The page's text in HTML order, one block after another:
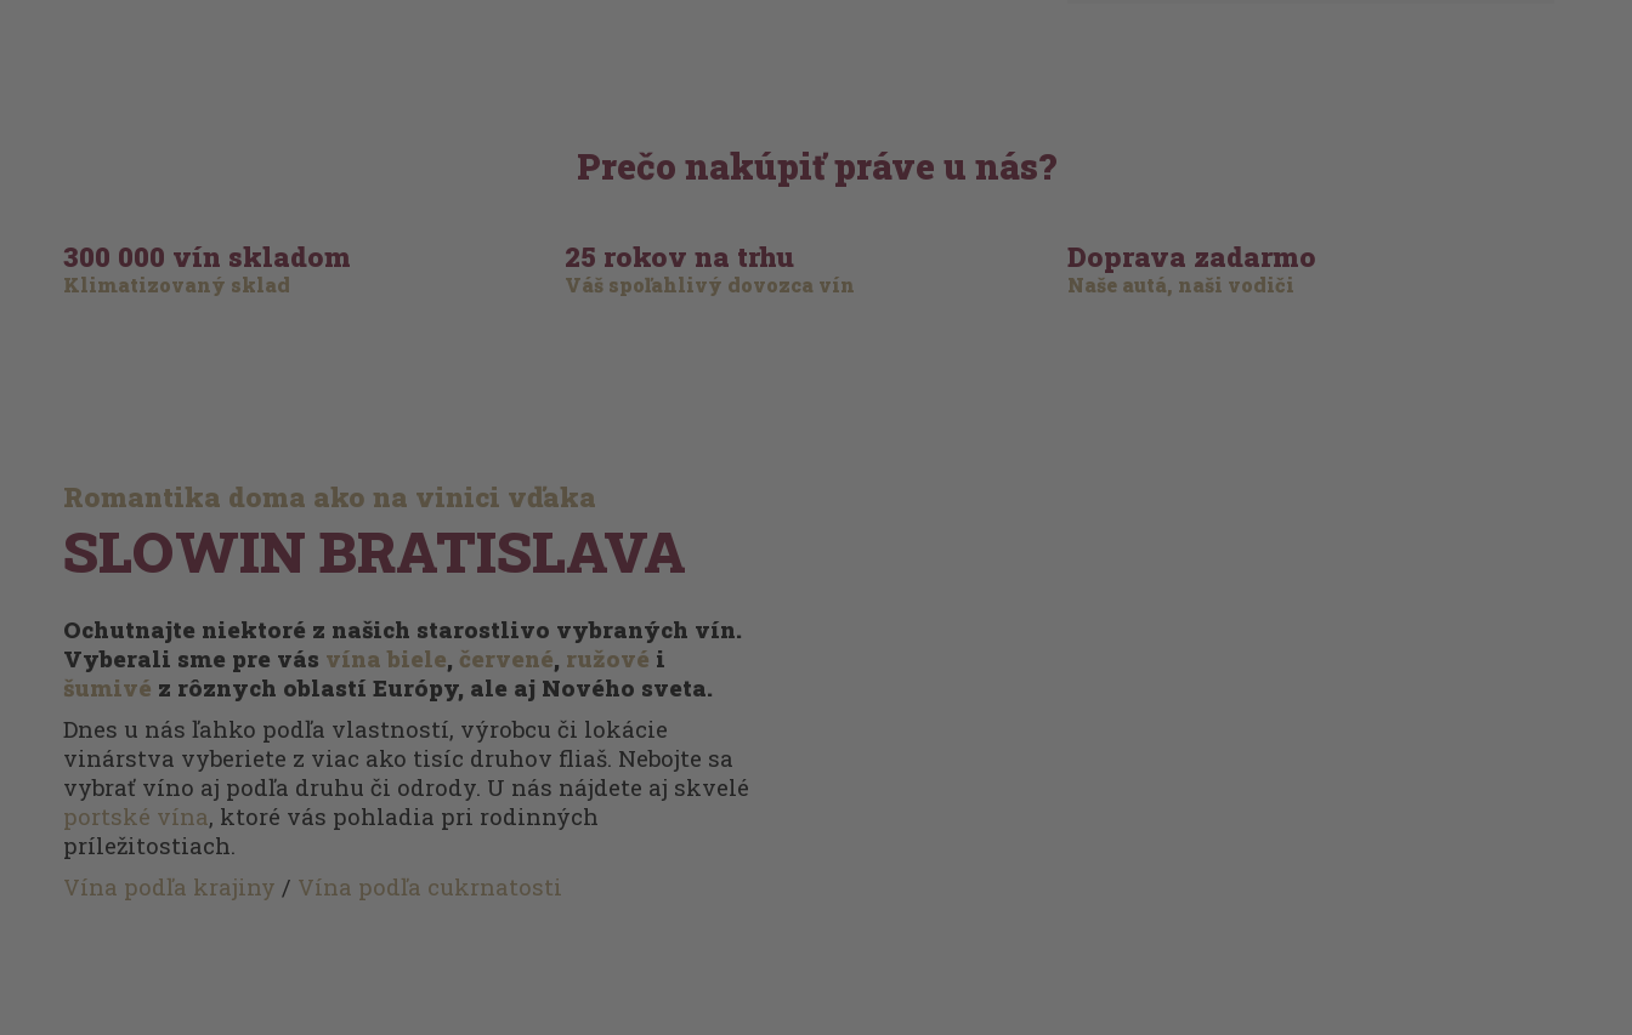
Prečo nakúpiť práve u nás?
300 000 vín skladom
Klimatizovaný sklad
25 rokov na trhu
Váš spoľahlivý dovozca vín
Doprava zadarmo
Naše autá, naši vodiči
Romantika doma ako na vinici vďaka
SLOWIN BRATISLAVA
Ochutnajte niektoré z našich starostlivo vybraných vín.
Vyberali sme pre vás vína biele, červené, ružové i
šumivé z rôznych oblastí Európy, ale aj Nového sveta.
Dnes u nás ľahko podľa vlastností, výrobcu či lokácie
vinárstva vyberiete z viac ako tisíc druhov fliaš. Nebojte sa
vybrať víno aj podľa druhu či odrody. U nás nájdete aj skvelé
portské vína, ktoré vás pohladia pri rodinných
príležitostiach.
Vína podľa krajiny / Vína podľa cukrnatosti